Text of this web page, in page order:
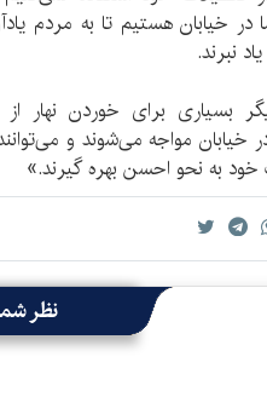
خیابان هستیم تا به مردم
نبرند.
بسیاری برای خوردن نهار
خیابان مواجه می‌شوند و
به نحو احسن بهره گیرند.»
نظر